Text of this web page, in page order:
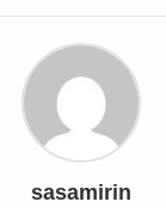
sasamirin